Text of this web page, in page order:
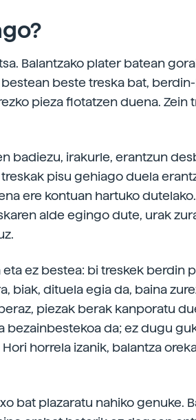
Balantzako plater batean
beste treska bat,
pieza flotatzen duena. Zein
badiezu, irakurle, erantzun
pisu gehiago duela
ere kontuan hartuko
alde egingo dute, urak
eta ez bestea: bi treskek berdin
biak, dituela egia da, baina
piezak berak kanporatu
bezainbestekoa da; ez dugu
horrela izanik, balantza
bat plazaratu nahiko genuke.